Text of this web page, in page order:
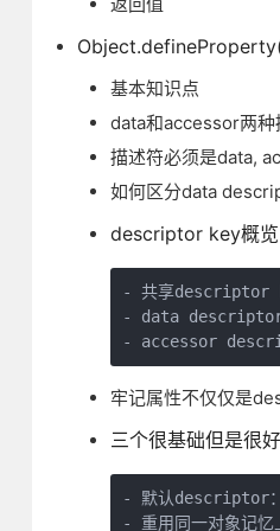
基本知识点
data和accessor两种
描述符必须是data,
如何区分data
descriptor key概览
- 共享descriptor
- data descriptor
- accessor
牢记属性不仅仅是
三个很基础但是很
- 默认descriptor：
- 重用同一对象记